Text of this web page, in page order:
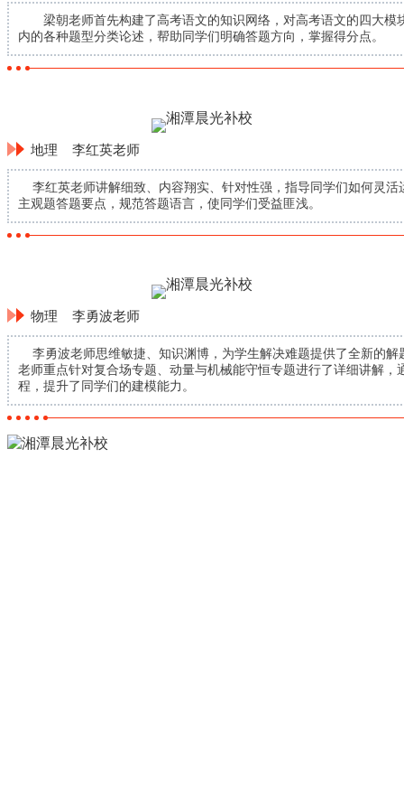
梁朝老师首先构建了高考语文的知识网络，对高考语文的四大模
内的各种题型分类论述，帮助同学们明确答题方向，掌握得分点。
地理 李红英老师
李红英老师讲解细致、内容翔实、针对性强，指导同学们如何灵活
主观题答题要点，规范答题语言，使同学们受益匪浅。
物理 李勇波老师
李勇波老师思维敏捷、知识渊博，为学生解决难题提供了全新的解
老师重点针对复合场专题、动量与机械能守恒专题进行了详细讲解，
程，提升了同学们的建模能力。